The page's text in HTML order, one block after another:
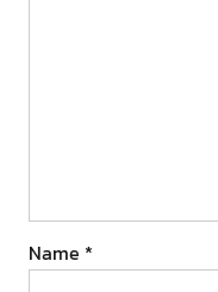
Name *